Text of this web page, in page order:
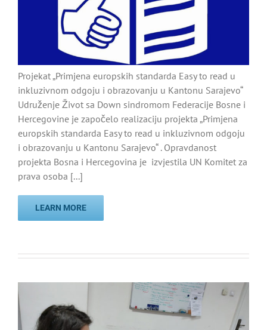
Projekat „Primjena europskih standarda Easy to read u
inkluzivnom odgoju i obrazovanju u Kantonu Sarajevo“
Udruženje Život sa Down sindromom Federacije Bosne i
Hercegovine je započelo realizaciju projekta „Primjena
europskih standarda Easy to read u inkluzivnom odgoju
i obrazovanju u Kantonu Sarajevo“ . Opravdanost
projekta Bosna i Hercegovina je izvjestila UN Komitet za
prava osoba [...]
LEARN MORE